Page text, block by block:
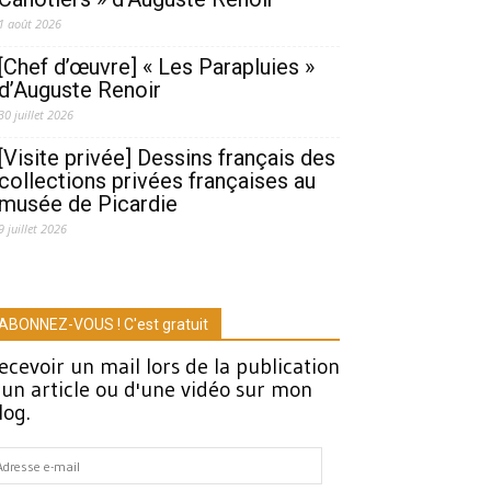
1 août 2026
[Chef d’œuvre] « Les Parapluies »
d’Auguste Renoir
juillet 2026
[Visite privée] Dessins français des
collections privées françaises au
musée de Picardie
juillet 2026
VOUS ! C'est gratuit
un mail lors de la publication
article ou d'une vidéo sur mon